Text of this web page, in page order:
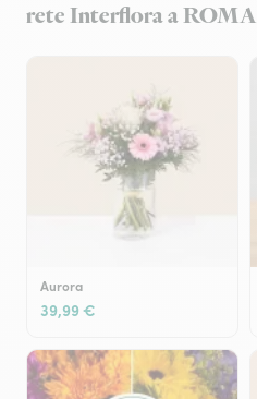
rete Interflora a ROMA
Aurora
39,99 €